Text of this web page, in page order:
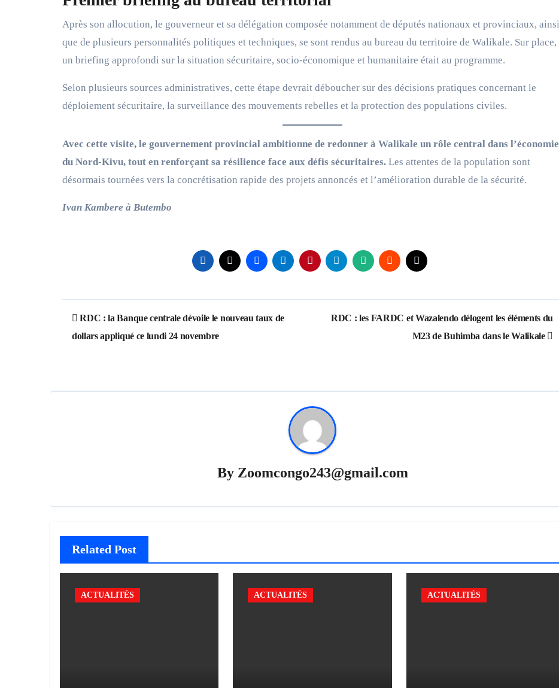
Après son allocution, le gouverneur et sa délégation composée notamment de députés nationaux et provinciaux, ainsi
que de plusieurs personnalités politiques et techniques, se sont rendus au bureau du territoire de Walikale. Sur place,
un briefing approfondi sur la situation sécuritaire, socio-économique et humanitaire était au programme.
Selon plusieurs sources administratives, cette étape devrait déboucher sur des décisions pratiques concernant le
déploiement sécuritaire, la surveillance des mouvements rebelles et la protection des populations civiles.
Avec cette visite, le gouvernement provincial ambitionne de redonner à Walikale un rôle central dans l’économie
du Nord-Kivu, tout en renforçant sa résilience face aux défis sécuritaires. Les attentes de la population sont
désormais tournées vers la concrétisation rapide des projets annoncés et l’amélioration durable de la sécurité.
Ivan Kambere à Butembo
Post
navigation
RDC : la Banque centrale dévoile le nouveau taux de
dollars appliqué ce lundi 24 novembre
RDC : les FARDC et Wazalendo délogent les éléments du
M23 de Buhimba dans le Walikale
By Zoomcongo243@gmail.com
Related Post
ACTUALITÉS ACTUALITÉS ACTUALITÉS